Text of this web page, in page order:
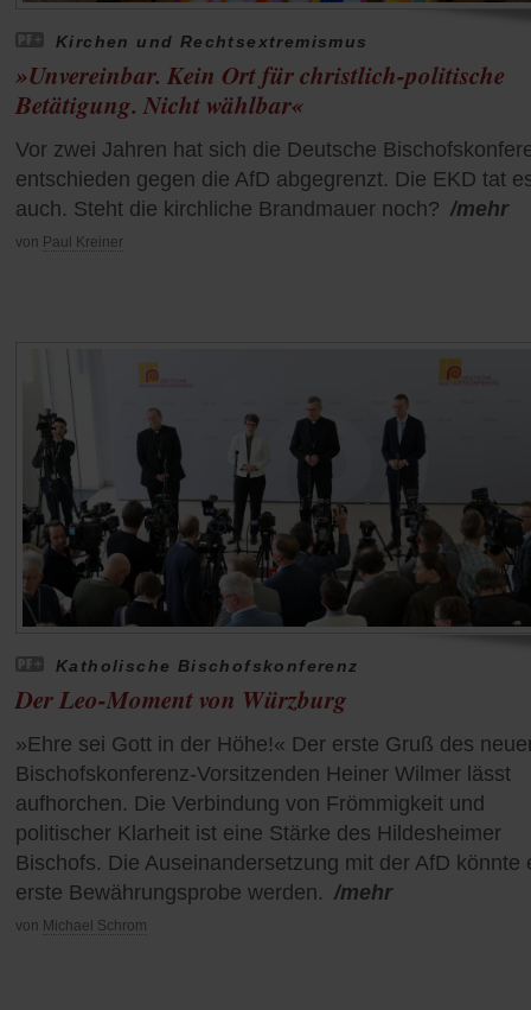
Kirchen und Rechtsextremismus
»Unvereinbar. Kein Ort für christlich-politische
Betätigung. Nicht wählbar«
Vor zwei Jahren hat sich die Deutsche
entschieden gegen die AfD abgegrenzt. Die EKD tat
auch. Steht die kirchliche Brandmauer noch? /mehr
von Paul Kreiner
Katholische Bischofskonferenz
Der Leo-Moment von Würzburg
»Ehre sei Gott in der Höhe!« Der erste Gruß des
Bischofskonferenz-Vorsitzenden Heiner Wilmer lässt
aufhorchen. Die Verbindung von Frömmigkeit und
politischer Klarheit ist eine Stärke des Hildesheimer
Bischofs. Die Auseinandersetzung mit der AfD könnte
erste Bewährungsprobe werden. /mehr
von Michael Schrom